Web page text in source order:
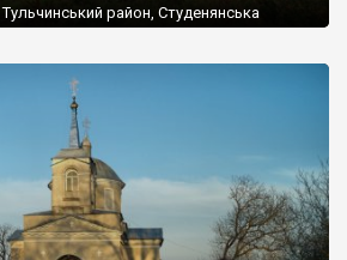
район, Студенянська
із кам’яними хрестами. Всі епітафії, які
кирилицею, церковнослов’янською
ознаками – цвинтар
19 століттям. У 1924-1940